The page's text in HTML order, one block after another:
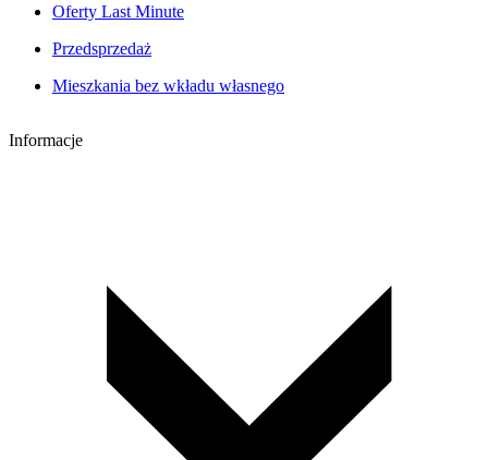
Oferty Last Minute
Przedsprzedaż
Mieszkania bez wkładu własnego
Informacje